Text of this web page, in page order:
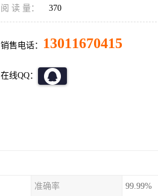
阅 读 量： 370
销售电话： 13011670415
在线QQ：
准确率 99.99%